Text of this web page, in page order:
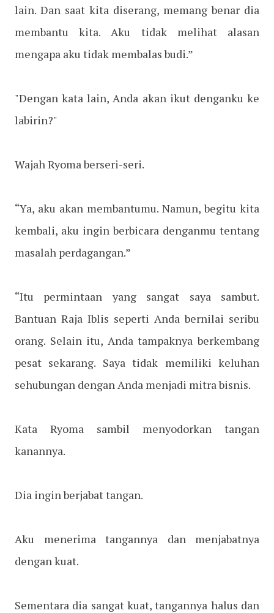
lain. Dan saat kita diserang, memang benar dia
membantu kita. Aku tidak melihat alasan
mengapa aku tidak membalas budi.”
"Dengan kata lain, Anda akan ikut denganku ke
labirin?"
Wajah Ryoma berseri-seri.
“Ya, aku akan membantumu. Namun, begitu kita
kembali, aku ingin berbicara denganmu tentang
masalah perdagangan.”
“Itu permintaan yang sangat saya sambut.
Bantuan Raja Iblis seperti Anda bernilai seribu
orang. Selain itu, Anda tampaknya berkembang
pesat sekarang. Saya tidak memiliki keluhan
sehubungan dengan Anda menjadi mitra bisnis.
Kata Ryoma sambil menyodorkan tangan
kanannya.
Dia ingin berjabat tangan.
Aku menerima tangannya dan menjabatnya
dengan kuat.
Sementara dia sangat kuat, tangannya halus dan